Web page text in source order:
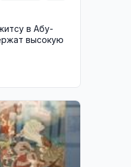
в Абу-
высокую